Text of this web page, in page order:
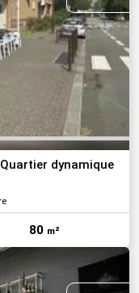
dynamique
80 m²